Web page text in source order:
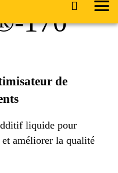
170
de
liquide pour
améliorer la qualité